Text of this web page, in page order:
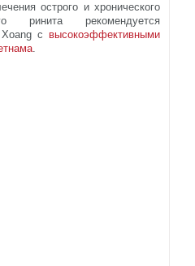
острого и хронического
ринита рекомендуется
с высокоэффективными
.